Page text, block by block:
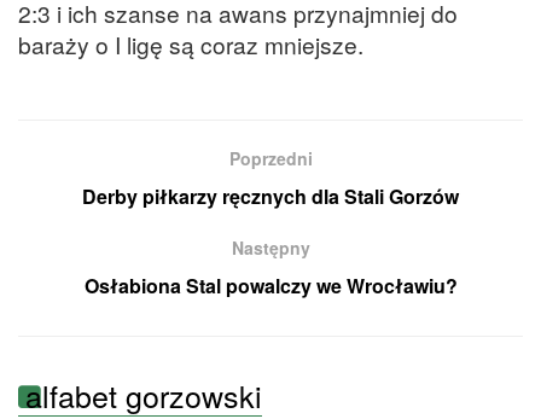
2:3 i ich szanse na awans przynajmniej do
baraży o I ligę są coraz mniejsze.
Poprzedni
Derby piłkarzy ręcznych dla Stali Gorzów
Następny
Osłabiona Stal powalczy we Wrocławiu?
alfabet gorzowski